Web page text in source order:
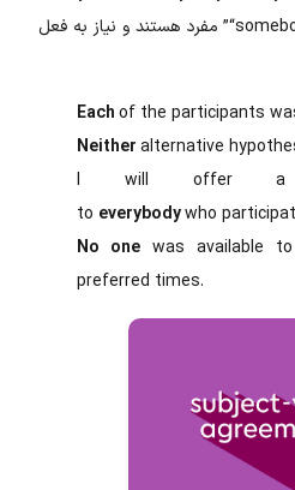
“somebody,” “someone,” / “no one” مفرد هستند و نیاز به فعل
Eachof the participants
Neitheralternative
I will offer
toeverybodywho
No one
was available
preferred times.